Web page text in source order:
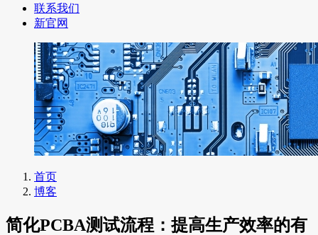
联系我们
新官网
首页
博客
简化PCBA测试流程：提高生产效率的有